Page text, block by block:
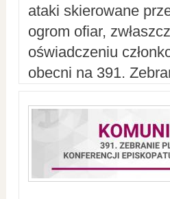
ataki skierowane
ogrom ofiar,
oświadczeniu
obecni na 391.